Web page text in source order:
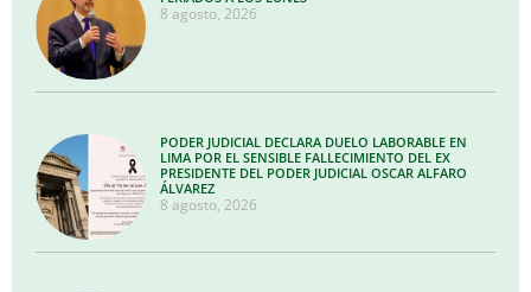
8 agosto, 2026
PODER JUDICIAL DECLARA DUELO LABORABLE EN
LIMA POR EL SENSIBLE FALLECIMIENTO DEL EX
PRESIDENTE DEL PODER JUDICIAL OSCAR ALFARO
ÁLVAREZ
8 agosto, 2026